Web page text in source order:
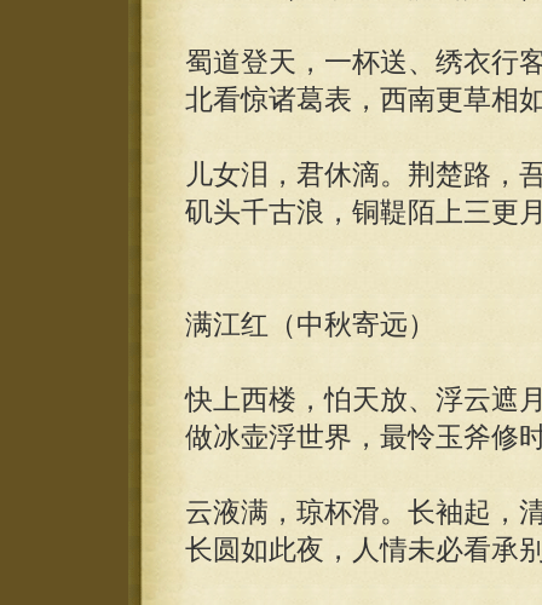
蜀道登天，一杯送、绣衣行
北看惊诸葛表，西南更草相
儿女泪，君休滴。荆楚路，
矶头千古浪，铜鞮陌上三更
满江红（中秋寄远）
快上西楼，怕天放、浮云遮
做冰壶浮世界，最怜玉斧修
云液满，琼杯滑。长袖起，
长圆如此夜，人情未必看承